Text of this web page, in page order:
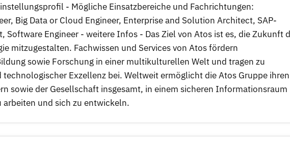
- Mögliche Einsatzbereiche und Fachrichtungen:
Big Data or Cloud Engineer, Enterprise and Solution Architect, SAP-
Software Engineer - weitere Infos - Das Ziel von Atos ist es, die Zukunft
mitzugestalten. Fachwissen und Services von Atos fördern
sowie Forschung in einer multikulturellen Welt und tragen zu
Exzellenz bei. Weltweit ermöglicht die Atos Gruppe ihren
sowie der Gesellschaft insgesamt, in einem sicheren Informationsraum
arbeiten und sich zu entwickeln.